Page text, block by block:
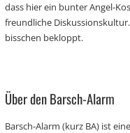
dass hier ein bunter Angel-
freundliche
bisschen bekloppt.
Über den Barsch-Alarm
Barsch-Alarm (kurz BA) ist